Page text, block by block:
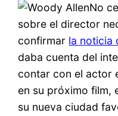
No
sobre el director
confirmar la noticia
daba cuenta del
contar con el actor
en su próximo film,
su nueva ciudad